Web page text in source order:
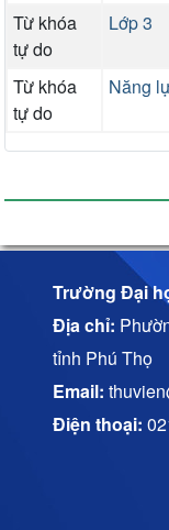
Từ khóa
tự do
Lớp 3
Từ khóa
tự do
Năng
Trường Đại
Địa chỉ:
tỉnh Phú Thọ
Email:
Điện thoại: